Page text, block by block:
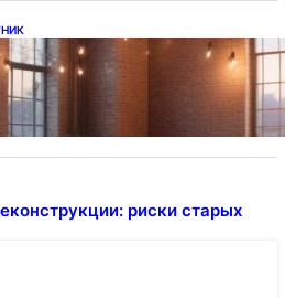
светодиодные светильники на
риски старых